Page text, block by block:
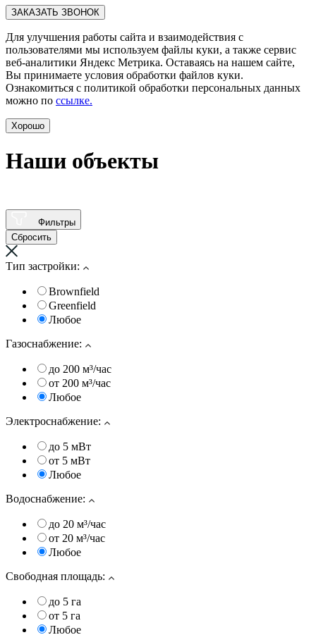
ЗАКАЗАТЬ ЗВОНОК
Для улучшения работы сайта и взаимодействия с
пользователями мы используем файлы куки, а также сервис
веб-аналитики Яндекс Метрика. Оставаясь на нашем сайте,
Вы принимаете условия обработки файлов куки.
Ознакомиться с политикой обработки персональных данных
можно по ссылке.
Хорошо
Наши объекты
Фильтры
Тип застройки:
Brownfield
Greenfield
Любое
Газоснабжение:
до 200 м³/час
от 200 м³/час
Любое
Электроснабжение:
до 5 мВт
от 5 мВт
Любое
Водоснабжение:
до 20 м³/час
от 20 м³/час
Любое
Свободная площадь:
до 5 га
от 5 га
Любое